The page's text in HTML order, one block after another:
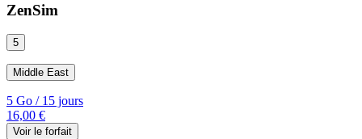
ZenSim
5
Middle East
5 Go /15 jours
16,00 €
Voir le forfait